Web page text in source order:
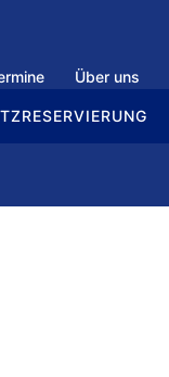
Über uns